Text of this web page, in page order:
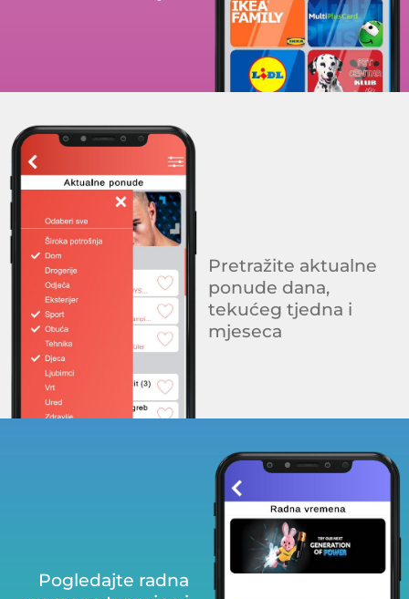
Pretražite aktualne
ponude dana,
tekućeg tjedna i
mjeseca
Pogledajte radna